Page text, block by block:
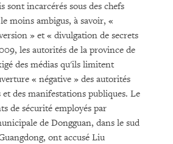
sont incarcérés sous des chefs
moins ambigus, à savoir, «
» et « divulgation de secrets
les autorités de la province de
des médias qu'ils limitent
« négative » des autorités
des manifestations publiques. Le
de sécurité employés par
de Dongguan, dans le sud
ont accusé Liu